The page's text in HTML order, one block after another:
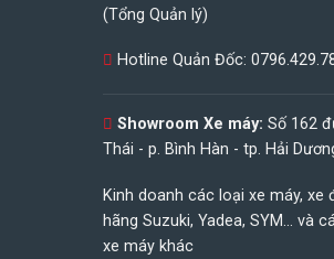
(Tổng Quản lý)
Hotline Quản Đốc:
Showroom Xe máy: Số 162
Thái - p. Bình Hàn - tp. Hải
Kinh doanh các loại xe máy, xe
hãng Suzuki, Yadea, SYM... và
xe máy khác